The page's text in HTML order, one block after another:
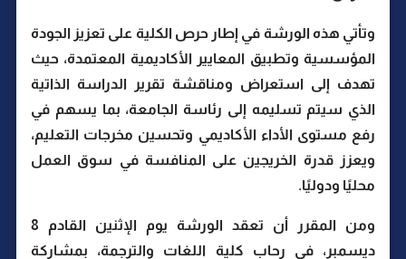
وتأتي هذه الورشة في إطار حرص الكلية على تعزيز الجودة
المؤسسية وتطبيق المعايير الأكاديمية المعتمدة، حيث
تهدف إلى استعراض ومناقشة تقرير الدراسة الذاتية
الذي سيتم تسليمه إلى رئاسة الجامعة، بما يسهم في
رفع مستوى الأداء الأكاديمي وتحسين مخرجات التعليم،
ويعزز قدرة الخريجين على المنافسة في سوق العمل
محليًا ودوليًا.
ومن المقرر أن تعقد الورشة يوم الإثنين القادم 8
ديسمبر، في رحاب كلية اللغات والترجمة، بمشاركة